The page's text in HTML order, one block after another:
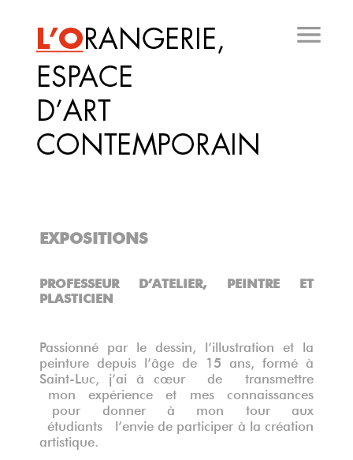
principal
EXPOSITIONS
PROFESSEUR D’ATELIER, PEINTRE ET
PLASTICIEN
Passionné par le dessin, l’illustration et la
peinture depuis l’âge de 15 ans, formé à
Saint-Luc, j’ai à cœur de transmettre
mon expérience et mes connaissances
pour donner à mon tour aux
étudiants l’envie de participer à la création
artistique.